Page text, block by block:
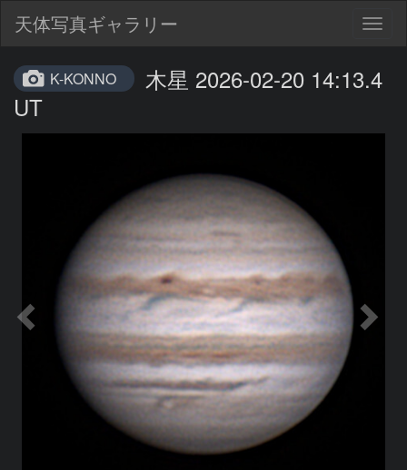
天体写真ギャラリー
K-KONNO
木星 2026-02-20 14:13.4
UT